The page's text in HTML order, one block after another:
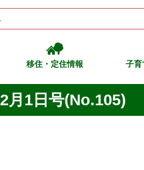
移住・定住情報 子育
1日号(No.105)